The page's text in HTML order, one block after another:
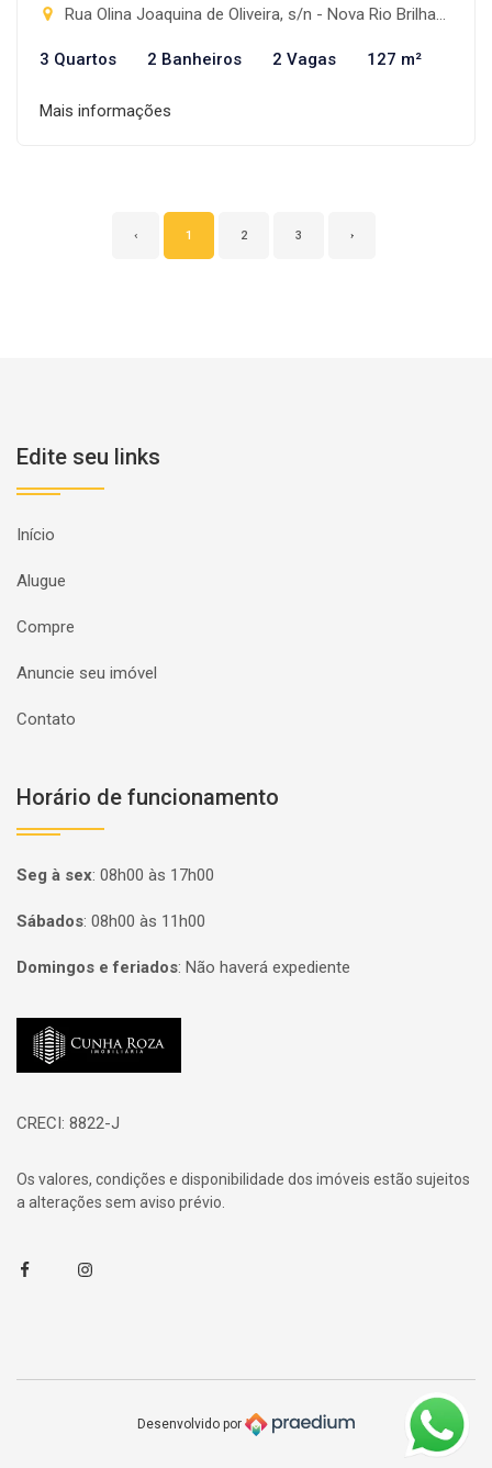
Rua Olina Joaquina de Oliveira, s/n - Nova Rio Brilhante, Rio Brilhante-MS
3 Quartos 2 Banheiros 2 Vagas 127 m²
Mais informações
‹ 1 2 3 ›
Edite seu links
Início
Alugue
Compre
Anuncie seu imóvel
Contato
Horário de funcionamento
Seg à sex: 08h00 às 17h00
Sábados: 08h00 às 11h00
Domingos e feriados: Não haverá expediente
Página inicial
CRECI: 8822-J
Os valores, condições e disponibilidade dos imóveis estão sujeitos
a alterações sem aviso prévio.
FacebookInstagram
Desenvolvido por